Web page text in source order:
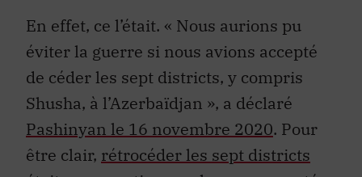
En effet, ce l’était. « Nous aurions pu
éviter la guerre si nous avions accepté
de céder les sept districts, y compris
Shusha, à l’Azerbaïdjan », a déclaré
Pashinyan le 16 novembre 2020. Pour
être clair, rétrocéder les sept districts